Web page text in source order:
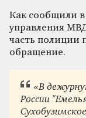
Как сообщили в
управления
часть полиции
обращение.
«В
России